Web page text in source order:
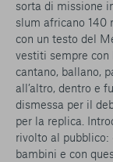
sorta di missione
slum africano 140
con un testo del
vestiti sempre con
cantano, ballano,
all’altro, dentro e
dismessa per il
per la replica.
rivolto al pubblico:
bambini e con